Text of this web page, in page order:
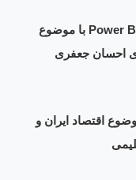
نمونه کار تحلیل داده در Power BI با موضوع
احسان جعفری
اقتصاد ایران و